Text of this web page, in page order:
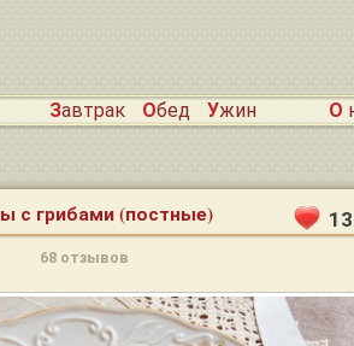
Завтрак Обед Ужин
с грибами (постные)
68 отзывов